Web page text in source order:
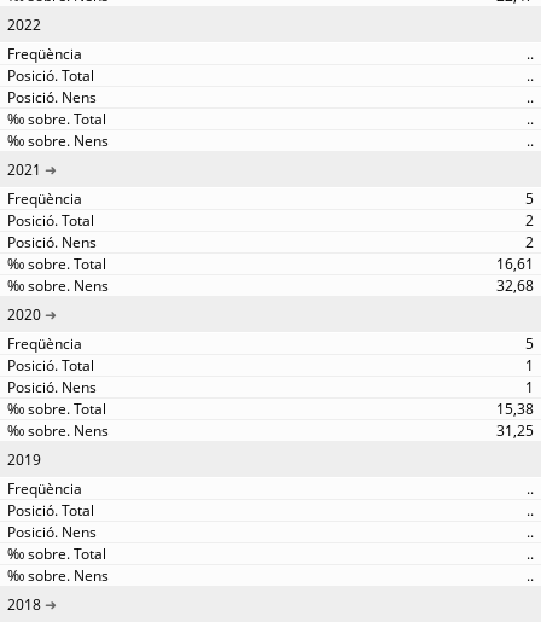
2022
..
..
..
..
..
2021
5
2
2
16,61
32,68
2020
5
1
1
15,38
31,25
2019
..
..
..
..
..
2018